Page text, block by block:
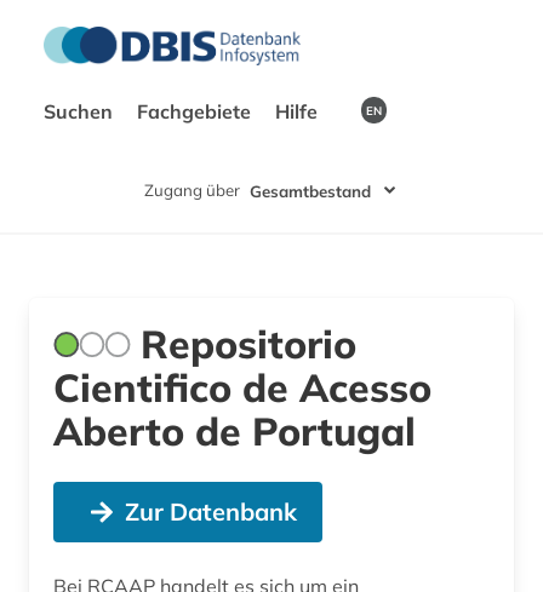
Suchen Fachgebiete Hilfe EN
Zugang über Gesamtbestand
Repositorio
Cientifico de Acesso
Aberto de Portugal
Zur Datenbank
Bei RCAAP handelt es sich um ein